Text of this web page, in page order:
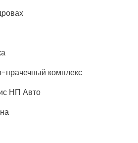
прачечный комплекс
НП Авто